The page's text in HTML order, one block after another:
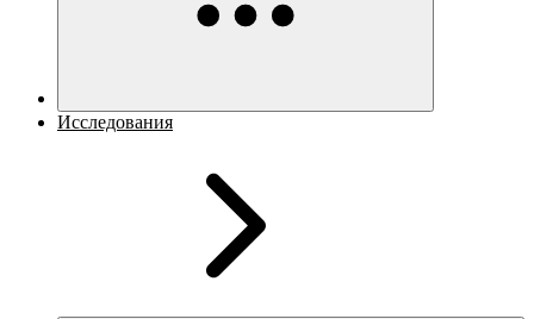
Исследования